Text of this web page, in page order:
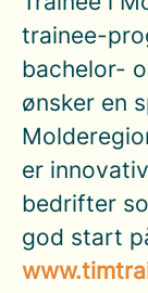
trainee-
bachelor-
ønsker en
er
bedrifter
god start